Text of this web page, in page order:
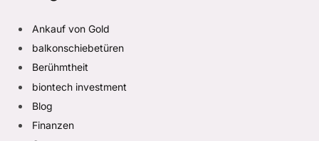
Ankauf von Gold
balkonschiebetüren
Berühmtheit
biontech investment
Blog
Finanzen